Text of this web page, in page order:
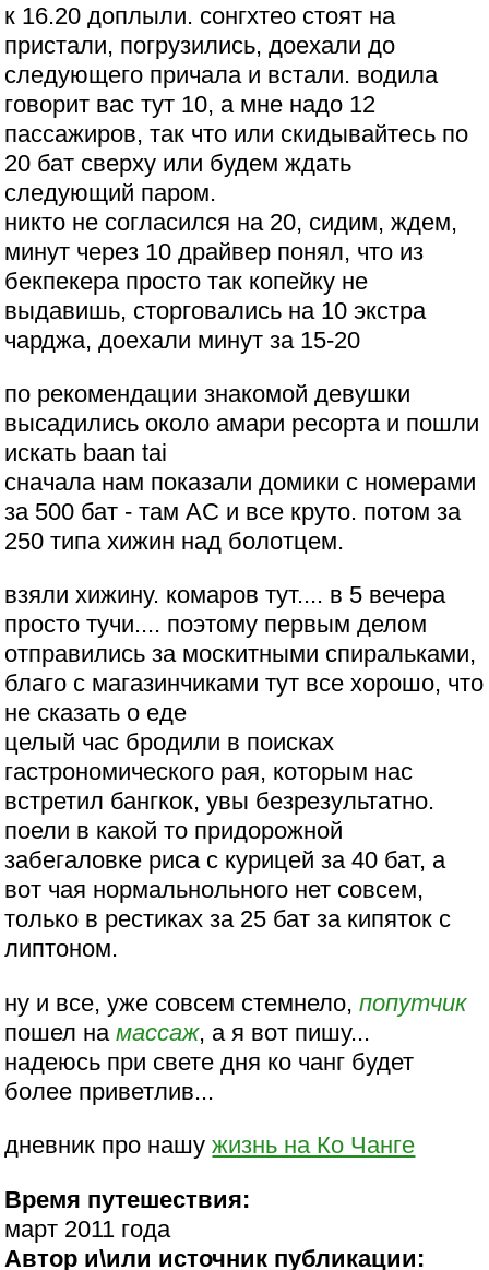
к 16.20 доплыли. сонгхтео стоят на
пристали, погрузились, доехали до
следующего причала и встали. водила
говорит вас тут 10, а мне надо 12
пассажиров, так что или скидывайтесь по
20 бат сверху или будем ждать
следующий паром.
никто не согласился на 20, сидим, ждем,
минут через 10 драйвер понял, что из
бекпекера просто так копейку не
выдавишь, сторговались на 10 экстра
чарджа, доехали минут за 15-20
по рекомендации знакомой девушки
высадились около амари ресорта и пошли
искать baan tai
сначала нам показали домики с номерами
за 500 бат - там АС и все круто. потом за
250 типа хижин над болотцем.
взяли хижину. комаров тут.... в 5 вечера
просто тучи.... поэтому первым делом
отправились за москитными спиральками,
благо с магазинчиками тут все хорошо, что
не сказать о еде
целый час бродили в поисках
гастрономического рая, которым нас
встретил бангкок, увы безрезультатно.
поели в какой то придорожной
забегаловке риса с курицей за 40 бат, а
вот чая нормальнольного нет совсем,
только в рестиках за 25 бат за кипяток с
липтоном.
ну и все, уже совсем стемнело,попутчик
пошел намассаж, а я вот пишу...
надеюсь при свете дня ко чанг будет
более приветлив...
дневник про нашужизнь на Ко Чанге
Время путешествия:
март 2011 года
Автор и\или источник публикации: